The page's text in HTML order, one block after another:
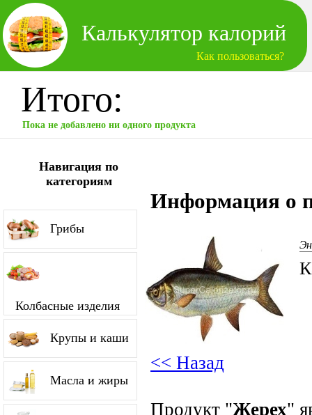
Калькулятор калорий
Как пользоваться?
Итого:
Пока не добавлено ни одного продукта
Навигация по
категориям
Грибы
Колбасные изделия
Крупы и каши
Масла и жиры
Информация о
<< Назад
Продукт "Жерех"